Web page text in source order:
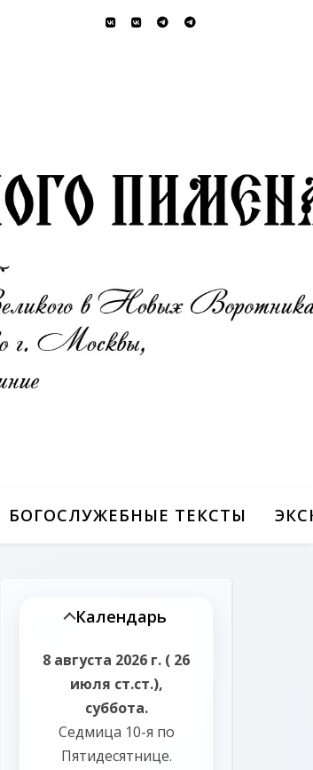
БОГОСЛУЖЕБНЫЕ ТЕКСТЫ
Календарь
8 августа 2026 г. ( 26
июля ст.ст.),
суббота.
Седмица 10-я по
Пятидесятнице.